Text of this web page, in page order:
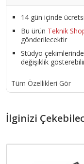
14 gün içinde
Bu ürün Teknik
gönderilecektir
Stüdyo çekimlerinde
değişiklik
Tüm Özellikleri Gör
İlginizi